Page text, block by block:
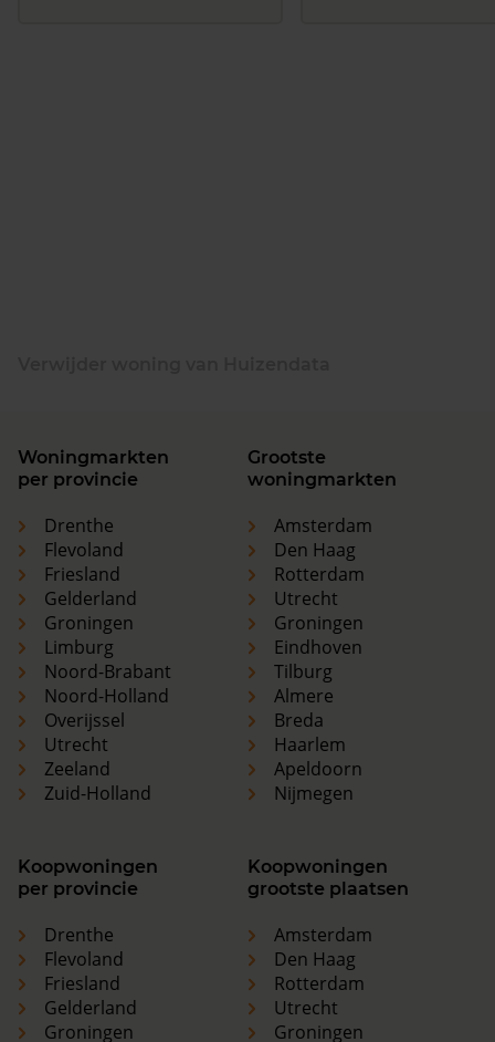
Woningmarkten
per provincie
Drenthe
Flevoland
Friesland
Gelderland
Groningen
Limburg
Noord-Brabant
Noord-Holland
Overijssel
Utrecht
Zeeland
Zuid-Holland
Grootste
woningmarkten
Amsterdam
Den Haag
Rotterdam
Utrecht
Groningen
Eindhoven
Tilburg
Almere
Breda
Haarlem
Apeldoorn
Nijmegen
Koopwoningen
per provincie
Drenthe
Flevoland
Friesland
Gelderland
Groningen
Koopwoningen
grootste plaatsen
Amsterdam
Den Haag
Rotterdam
Utrecht
Groningen